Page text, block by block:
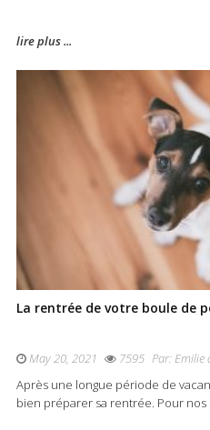
lire plus ...
La rentrée de votre boule de
May 20, 2021 7595 Par:Emilie
Après une longue période de
bien préparer sa rentrée. Pour nos